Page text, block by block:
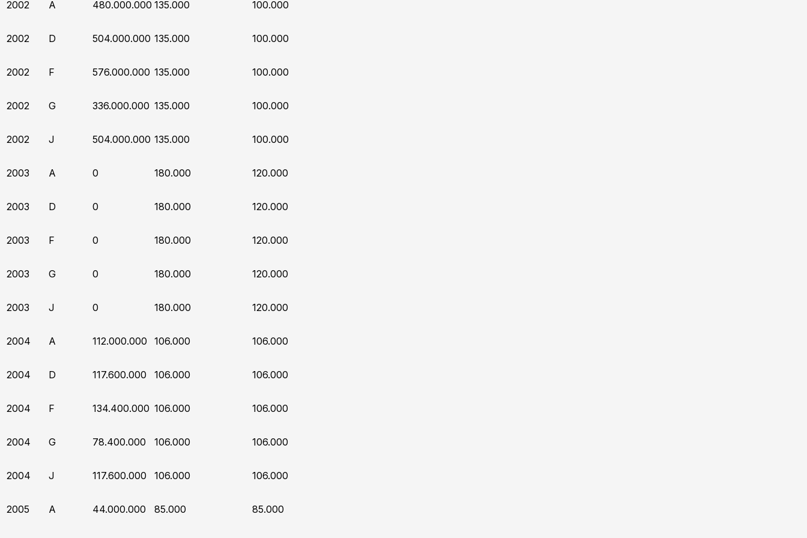
2002 A 480.000.000 135.000 100.000
2002 D 504.000.000 135.000 100.000
2002 F 576.000.000 135.000 100.000
2002 G 336.000.000 135.000 100.000
2002 J 504.000.000 135.000 100.000
2003 A 0 180.000 120.000
2003 D 0 180.000 120.000
2003 F 0 180.000 120.000
2003 G 0 180.000 120.000
2003 J 0 180.000 120.000
2004 A 112.000.000 106.000 106.000
2004 D 117.600.000 106.000 106.000
2004 F 134.400.000 106.000 106.000
2004 G 78.400.000 106.000 106.000
2004 J 117.600.000 106.000 106.000
2005 A 44.000.000 85.000 85.000